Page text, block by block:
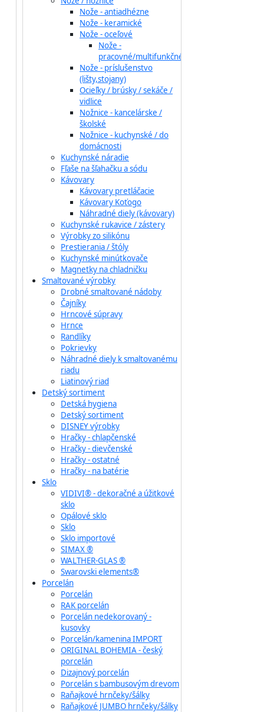
Nože - antiadhézne
Nože - keramické
Nože - oceľové
Nože -
pracovné/multifunkčné
Nože - príslušenstvo
(lišty,stojany)
Ocieľky / brúsky / sekáče /
vidlice
Nožnice - kancelárske /
školské
Nožnice - kuchynské / do
domácnosti
Kuchynské náradie
Fľaše na šľahačku a sódu
Kávovary
Kávovary pretláčacie
Kávovary Koťogo
Náhradné diely (kávovary)
Kuchynské rukavice / zástery
Výrobky zo silikónu
Prestierania / štóly
Kuchynské minútkovače
Magnetky na chladničku
Smaltované výrobky
Drobné smaltované nádoby
Čajníky
Hrncové súpravy
Hrnce
Randlíky
Pokrievky
Náhradné diely k smaltovanému
riadu
Liatinový riad
Detský sortiment
Detská hygiena
Detský sortiment
DISNEY výrobky
Hračky - chlapčenské
Hračky - dievčenské
Hračky - ostatné
Hračky - na batérie
Sklo
VIDIVI® - dekoračné a úžitkové
sklo
Opálové sklo
Sklo
Sklo importové
SIMAX ®
WALTHER-GLAS ®
Swarovski elements®
Porcelán
Porcelán
RAK porcelán
Porcelán nedekorovaný -
kusovky
Porcelán/kamenina IMPORT
ORIGINAL BOHEMIA - český
porcelán
Dizajnový porcelán
Porcelán s bambusovým drevom
Raňajkové hrnčeky/šálky
Raňajkové JUMBO hrnčeky/šálky